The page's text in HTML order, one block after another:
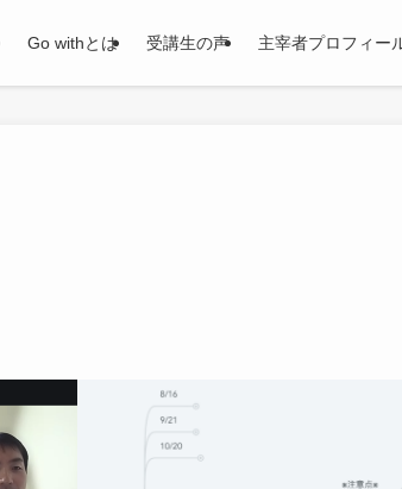
Go withとは 受講生の声 主宰者プロフィー